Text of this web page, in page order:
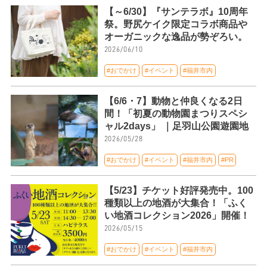
【～6/30】『サンテラボ』10周年
祭。野尻ケイク限定コラボ商品や
オーガニックな逸品が勢ぞろい。
2026/06/10
#おでかけ #イベント #福井市内
【6/6・7】動物と仲良くなる2日
間！「初夏の動物園まつりスペシ
ャル2days」 ｜足羽山公園遊園地
2026/05/28
#おでかけ #イベント #福井市内 #PR
【5/23】チケット好評発売中。100
種類以上の地酒が大集合！「ふく
い地酒コレクション2026」開催！
2026/05/15
#おでかけ #イベント #福井市内